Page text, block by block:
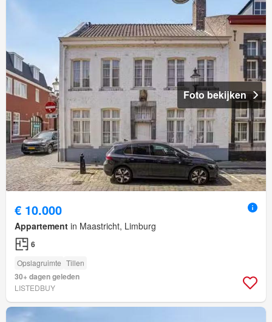
Foto bekijken
€ 10.000
Appartement in Maastricht, Limburg
6
Opslagruimte Tillen
30+ dagen geleden
LISTEDBUY